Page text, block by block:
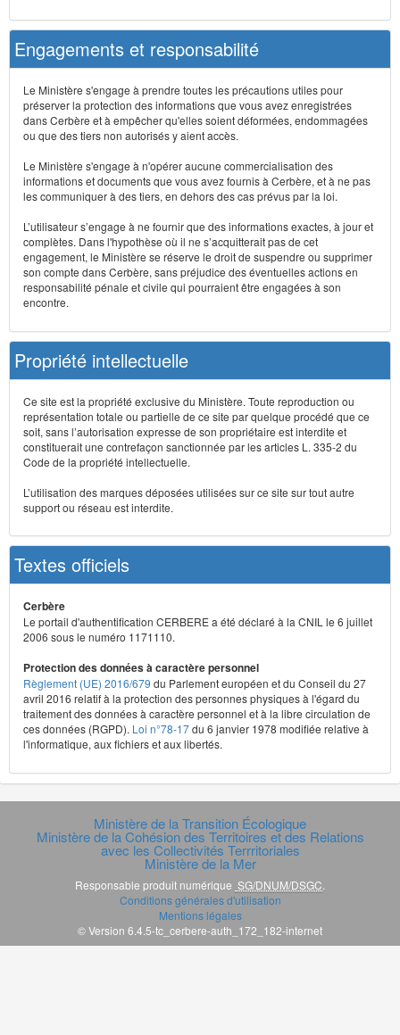
Engagements et responsabilité
Le Ministère s'engage à prendre toutes les précautions utiles pour
préserver la protection des informations que vous avez enregistrées
dans Cerbère et à empêcher qu'elles soient déformées, endommagées
ou que des tiers non autorisés y aient accès.
Le Ministère s'engage à n'opérer aucune commercialisation des
informations et documents que vous avez fournis à Cerbère, et à ne pas
les communiquer à des tiers, en dehors des cas prévus par la loi.
L’utilisateur s’engage à ne fournir que des informations exactes, à jour et
complètes. Dans l'hypothèse où il ne s’acquitterait pas de cet
engagement, le Ministère se réserve le droit de suspendre ou supprimer
son compte dans Cerbère, sans préjudice des éventuelles actions en
responsabilité pénale et civile qui pourraient être engagées à son
encontre.
Propriété intellectuelle
Ce site est la propriété exclusive du Ministère. Toute reproduction ou
représentation totale ou partielle de ce site par quelque procédé que ce
soit, sans l’autorisation expresse de son propriétaire est interdite et
constituerait une contrefaçon sanctionnée par les articles L. 335-2 du
Code de la propriété intellectuelle.
L’utilisation des marques déposées utilisées sur ce site sur tout autre
support ou réseau est interdite.
Textes officiels
Cerbère
Le portail d'authentification CERBERE a été déclaré à la CNIL le 6 juillet
2006 sous le numéro 1171110.
Protection des données à caractère personnel
Règlement (UE) 2016/679 du Parlement européen et du Conseil du 27
avril 2016 relatif à la protection des personnes physiques à l'égard du
traitement des données à caractère personnel et à la libre circulation de
ces données (RGPD). Loi n°78-17du 6 janvier 1978 modifiée relative à
l'informatique, aux fichiers et aux libertés.
Ministère de la Transition Écologique
Ministère de la Cohésion des Territoires et des Relations
avec les Collectivités Terrritoriales
Ministère de la Mer
Responsable produit numérique SG/DNUM/DSGC
Conditions générales d'utilisation
Mentions légales
© Version 6.4.5-tc_cerbere-auth_172_182-internet